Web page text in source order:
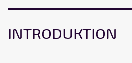
INTRODUKTION